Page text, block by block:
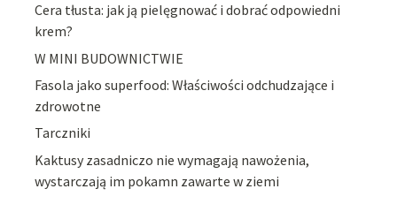
Cera tłusta: jak ją pielęgnować i dobrać odpowiedni
krem?
W MINI BUDOWNICTWIE
Fasola jako superfood: Właściwości odchudzające i
zdrowotne
Tarczniki
Kaktusy zasadniczo nie wymagają nawożenia,
wystarczają im pokamn zawarte w ziemi